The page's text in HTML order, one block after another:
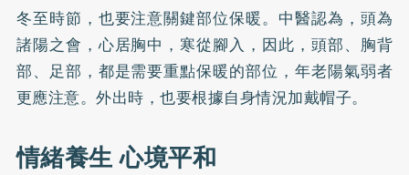
冬至時節，也要注意關鍵部位保暖。中醫認為，頭為
諸陽之會，心居胸中，寒從腳入，因此，頭部、胸背
部、足部，都是需要重點保暖的部位，年老陽氣弱者
更應注意。外出時，也要根據自身情況加戴帽子。
情緒養生 心境平和